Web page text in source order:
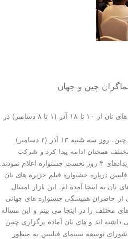
چین و جهان
مدل كودك: دومین دوره جشنواره بین المللی فیلم جزیره های نان از ۱۰ تا ۱۸ آذر (۱ تا ۸ دسامبر) در
به گزارش مدل كودك به نقل از رادیو و تلویزیون مركزی چین، روز سه شنبه ۱۳ آذر (۳ دسامبر)
همچنان ادامه پیدا كرد و شركت
كنندگان در مجموع ارزیابی مثبت خود از نحوه برگزاری رویدادهای ۳ روز نخست جشنواره اعلام نمودند.
درباره جشنواره فیلم جزیره های نان
به اینجا آمده ام. این بازار امسال
از حاضران همیشگی جشنواره های جهانی
مختلف را در اینجا می بینم و این مساله
داشته اند و های نان آماده برگزاری چنین
توسعه سینمای فیلیپین به منظور